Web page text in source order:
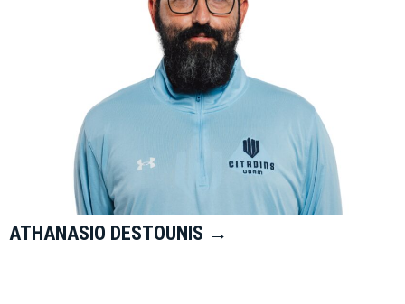
ATHANASIO DESTOUNIS →